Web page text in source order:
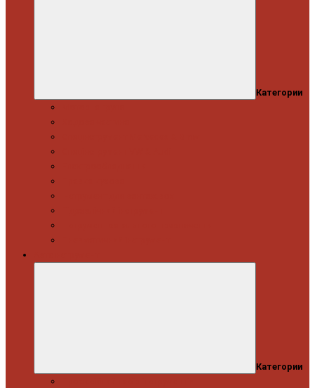
Категории
Категории